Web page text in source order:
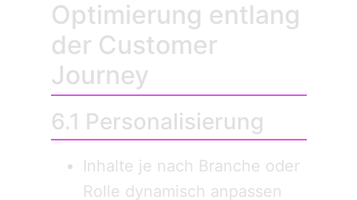
Optimierung entlang
der Customer
Journey
6.1 Personalisierung
Inhalte je nach Branche oder
Rolle dynamisch anpassen